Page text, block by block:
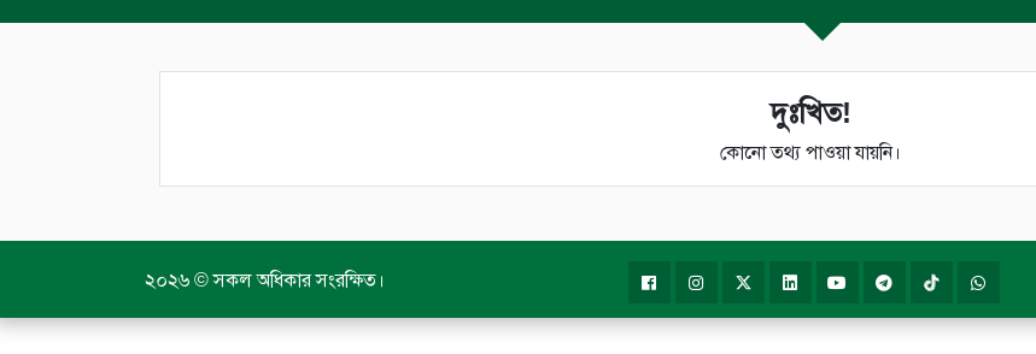
দুঃখিত!
কোনো তথ্য পাওয়া যায়নি।
২০২৬ © সকল অধিকার সংরক্ষিত।